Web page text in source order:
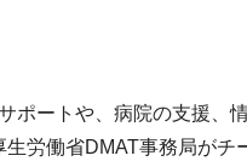
ポートや、病院の支援
労働省DMAT事務局がチ